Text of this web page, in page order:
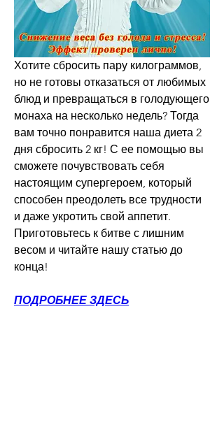
Хотите сбросить пару килограммов,
но не готовы отказаться от любимых
блюд и превращаться в голодующего
монаха на несколько недель? Тогда
вам точно понравится наша диета 2
дня сбросить 2 кг! С ее помощью вы
сможете почувствовать себя
настоящим супергероем, который
способен преодолеть все трудности
и даже укротить свой аппетит.
Приготовьтесь к битве с лишним
весом и читайте нашу статью до
конца!
ПОДРОБНЕЕ ЗДЕСЬ